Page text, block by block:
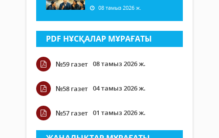
08 тамыз 2026 ж.
PDF НҰСҚАЛАР МҰРАҒАТЫ
№59 газет 08 тамыз 2026 ж.
№58 газет 04 тамыз 2026 ж.
№57 газет 01 тамыз 2026 ж.